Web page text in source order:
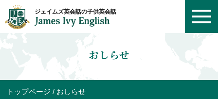
おしらせ
トップページ おしらせ